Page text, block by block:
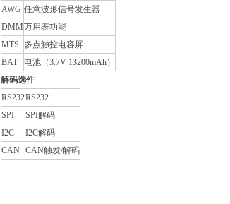
AWG 任意波形信号发生器
DMM万用表功能
MTS
多点触控电容屏
BAT
电池（3.7V 13200mAh）
解码选件
RS232RS232
SPI
SPI解码
I2C
I2C解码
CAN CAN触发/解码